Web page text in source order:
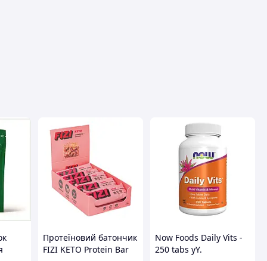
Протеїновий батончик
FIZI KETO Protein Bar
Now Foods Daily Vits -
250 tabs yY.